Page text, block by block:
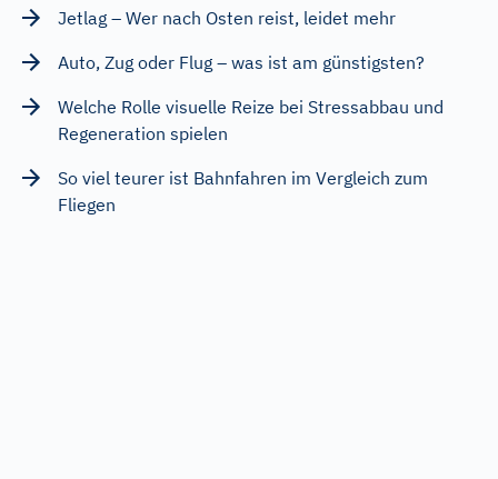
Jetlag – Wer nach Osten reist, leidet mehr
Auto, Zug oder Flug – was ist am günstigsten?
Welche Rolle visuelle Reize bei Stressabbau und
Regeneration spielen
So viel teurer ist Bahnfahren im Vergleich zum
Fliegen